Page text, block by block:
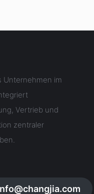
Unternehmen im
Vertrieb und
zentraler